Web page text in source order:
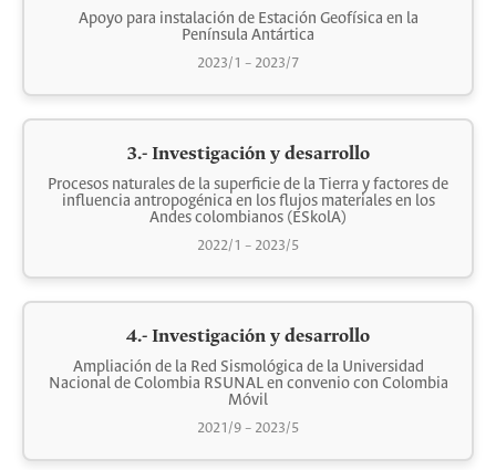
Apoyo para instalación de Estación Geofísica en la
Península Antártica
2023/1 – 2023/7
3.- Investigación y desarrollo
Procesos naturales de la superficie de la Tierra y factores de
influencia antropogénica en los flujos materiales en los
Andes colombianos (ESkolA)
2022/1 – 2023/5
4.- Investigación y desarrollo
Ampliación de la Red Sismológica de la Universidad
Nacional de Colombia RSUNAL en convenio con Colombia
Móvil
2021/9 – 2023/5